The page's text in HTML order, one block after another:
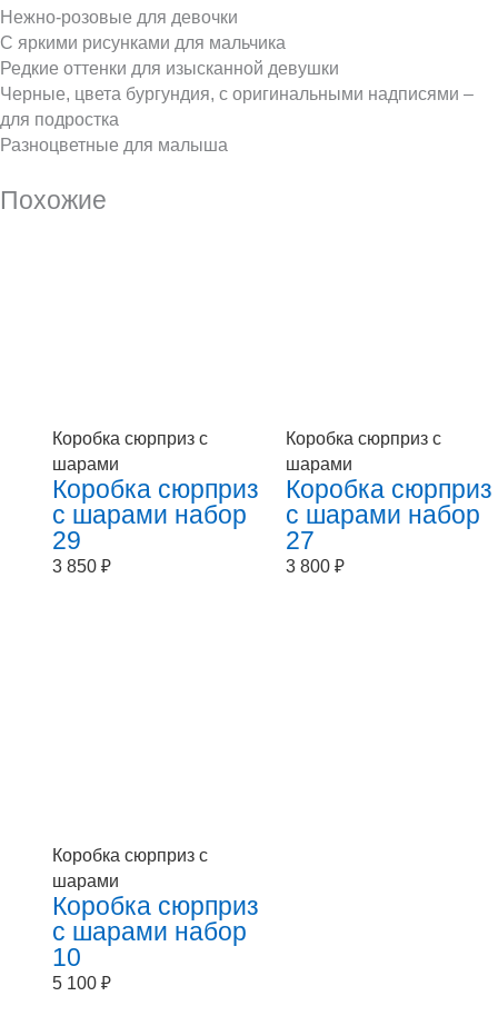
Нежно-розовые для девочки
С яркими рисунками для мальчика
Редкие оттенки для изысканной девушки
Черные, цвета бургундия, с оригинальными надписями –
для подростка
Разноцветные для малыша
Похожие
Коробка сюрприз с
шарами
Коробка сюрприз
с шарами набор
29
3 850 ₽
Коробка сюрприз с
шарами
Коробка сюрприз
с шарами набор
27
3 800₽
Коробка сюрприз с
шарами
Коробка сюрприз
с шарами набор
10
5 100 ₽